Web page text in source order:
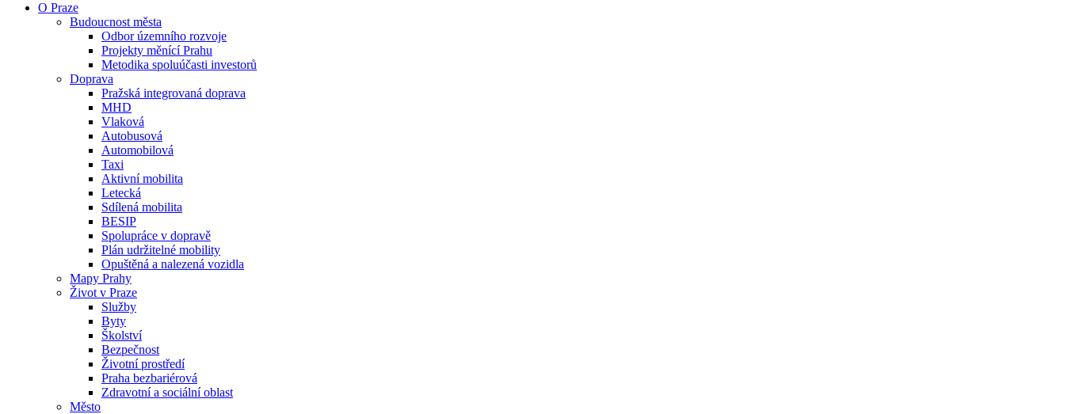
O Praze
Budoucnost města
Odbor územního rozvoje
Projekty měnící Prahu
Metodika spoluúčasti investorů
Doprava
Pražská integrovaná doprava
MHD
Vlaková
Autobusová
Automobilová
Taxi
Aktivní mobilita
Letecká
Sdílená mobilita
BESIP
Spolupráce v dopravě
Plán udržitelné mobility
Opuštěná a nalezená vozidla
Mapy Prahy
Život v Praze
Služby
Byty
Školství
Bezpečnost
Životní prostředí
Praha bezbariérová
Zdravotní a sociální oblast
Město